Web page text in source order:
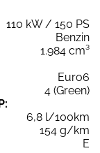
110 kW / 150 PS
Benzin
1.984 cm³
Euro6
4 (Green)
6,8 l/100km
154 g/km
E